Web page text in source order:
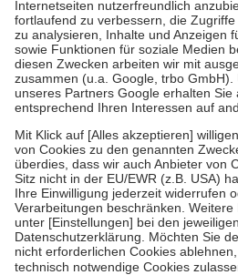
Prozent des Abgabepreises,mindestens
höchstens zehn Euro.Es sind jedoch
Kosten der Leistung zu entrichten.
Diese Regeln gelten grundsätzlich
Bei Heilmitteln und häuslicher
Zuzahlung zehn Prozent der Kosten
Um das Engagement der Versicherten
stärken und die besondere Stellung
fallenkeine Zuzahlungen an bei:
• Kindern und Jugendlichen bis zum
mit Ausnahme der Fahrkosten
• Untersuchungen zur Vorsorge und
GKV getragen werden